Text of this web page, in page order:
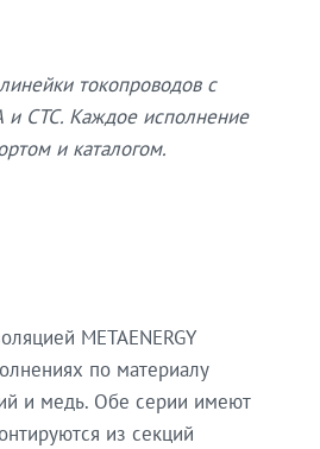
токопроводов с
и СТС. Каждое исполнение
и каталогом.
METAENERGY
по материалу
и медь. Обе серии имеют
из секций